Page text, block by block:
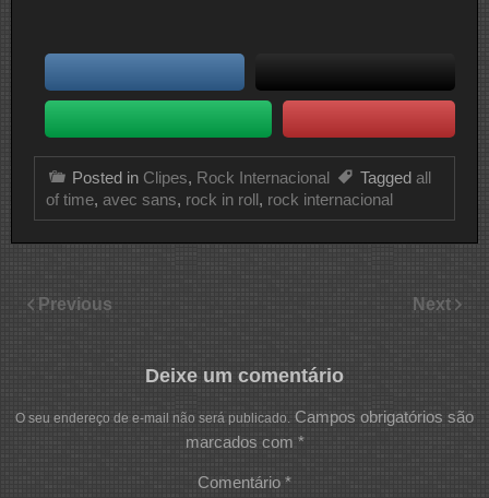
Posted in Clipes, Rock Internacional Tagged all
of time, avec sans, rock in roll, rock internacional
Previous Next
Deixe um comentário
O seu endereço de e-mail não será publicado. Campos obrigatórios são
marcados com *
Comentário *